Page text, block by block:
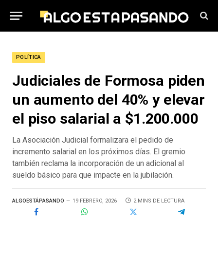
POLÍTICA
Judiciales de Formosa piden
un aumento del 40% y elevar
el piso salarial a $1.200.000
La Asociación Judicial formalizara el pedido de
incremento salarial en los próximos días. El gremio
también reclama la incorporación de un adicional al
sueldo básico para que impacte en la jubilación.
ALGOESTÁPASANDO 19 FEBRERO, 2026 2 MINS DE LECTURA